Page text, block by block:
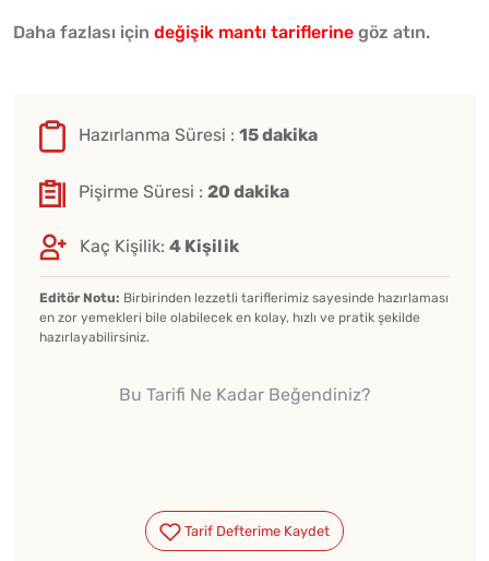
Daha fazlası için değişik mantı tariflerine göz atın.
Hazırlanma Süresi : 15 dakika
Pişirme Süresi : 20 dakika
Kaç Kişilik: 4 Kişilik
Editör Notu: Birbirinden lezzetli tariflerimiz sayesinde hazırlaması
en zor yemekleri bile olabilecek en kolay, hızlı ve pratik şekilde
hazırlayabilirsiniz.
Bu Tarifi Ne Kadar Beğendiniz?